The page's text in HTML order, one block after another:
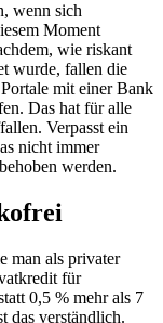
wenn sich
Moment
wie riskant
wurde, fallen die
mit einer Bank
Das hat für alle
Verpasst ein
nicht immer
werden.
man als privater
für
0,5 % mehr als 7
das verständlich.